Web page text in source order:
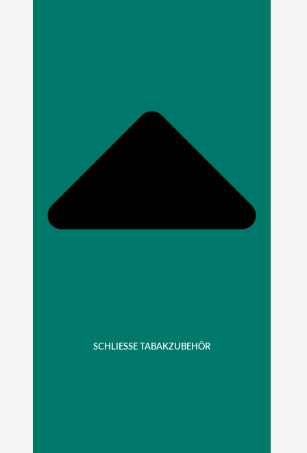
SCHLIESSE TABAKZUBEHÖR